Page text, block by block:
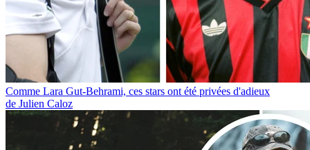
Comme Lara Gut-Behrami, ces stars ont été privées d'adieux
de Julien Caloz